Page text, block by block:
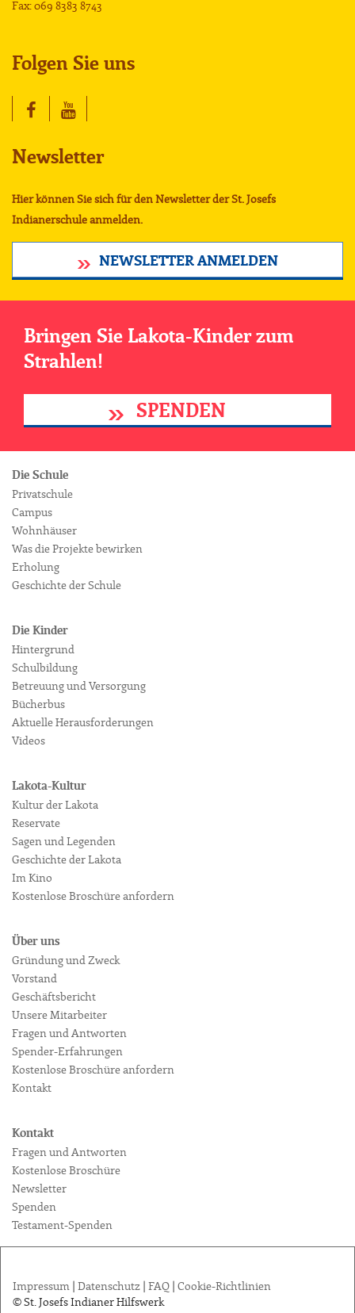
Fax: 069 8383 8743
Folgen Sie uns
Newsletter
Hier können Sie sich für den Newsletter der St. Josefs
Indianerschule anmelden.
NEWSLETTER ANMELDEN
Bringen Sie Lakota-Kinder zum
Strahlen!
SPENDEN
Die Schule
Privatschule
Campus
Wohnhäuser
Was die Projekte bewirken
Erholung
Geschichte der Schule
Die Kinder
Hintergrund
Schulbildung
Betreuung und Versorgung
Bücherbus
Aktuelle Herausforderungen
Videos
Lakota-Kultur
Kultur der Lakota
Reservate
Sagen und Legenden
Geschichte der Lakota
Im Kino
Kostenlose Broschüre anfordern
Über uns
Gründung und Zweck
Vorstand
Geschäftsbericht
Unsere Mitarbeiter
Fragen und Antworten
Spender-Erfahrungen
Kostenlose Broschüre anfordern
Kontakt
Kontakt
Fragen und Antworten
Kostenlose Broschüre
Newsletter
Spenden
Testament-Spenden
Impressum Datenschutz FAQ
Cookie-Richtlinien
© St. Josefs Indianer Hilfswerk